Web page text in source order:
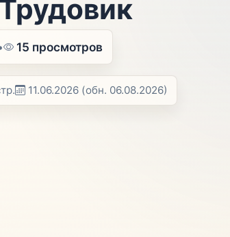
15 просмотров
11.06.2026 (обн. 06.08.2026)